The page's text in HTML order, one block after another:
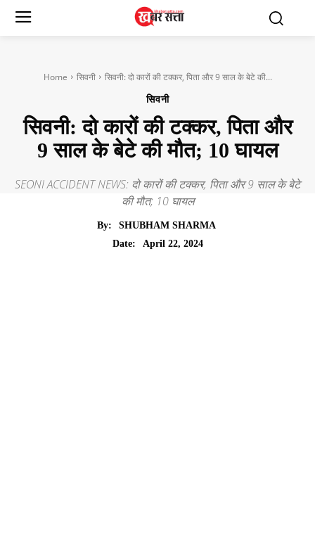
Home सिवनी सिवनी: दो कारों की टक्कर, पिता और 9 साल के बेटे की...
सिवनी
सिवनी: दो कारों की टक्कर, पिता और
9 साल के बेटे की मौत; 10 घायल
SEONI ACCIDENT NEWS: दो कारों की टक्कर, पिता और 9 साल के बेटे
की मौत; 10 घायल
By:
SHUBHAM SHARMA
Date:
April 22, 2024